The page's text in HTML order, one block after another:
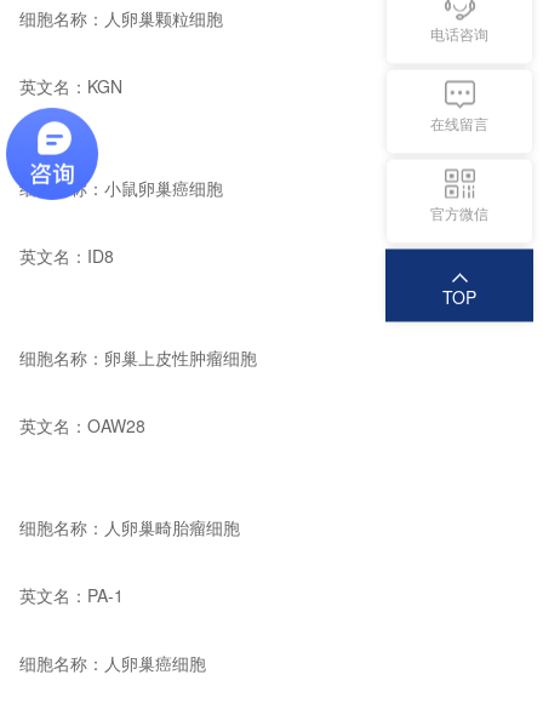
细胞名称：人卵巢颗粒细胞
英文名：KGN
细胞名称：小鼠卵巢癌细胞
英文名： ID8
细胞名称：卵巢上皮性肿瘤细胞
英文名：OAW28
细胞名称：人卵巢畸胎瘤细胞
英文名：PA-1
细胞名称：人卵巢癌细胞
电话咨询
在线留言
官方微信
TOP